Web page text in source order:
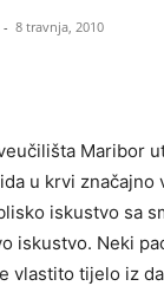
- 8 travnja, 2010
Maribor
u krvi značajno
iskustvo sa
iskustvo. Neki
vlastito tijelo iz